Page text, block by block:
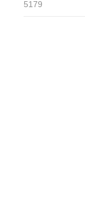
5179